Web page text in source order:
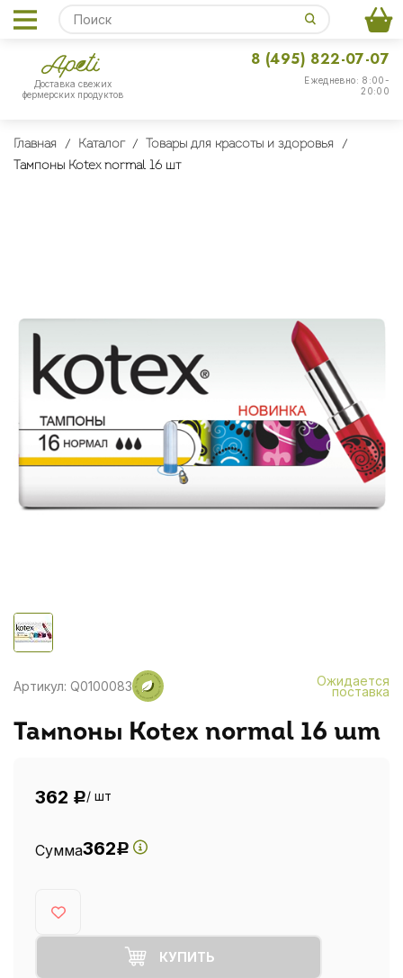
Доставка свежих
фермерских продуктов
Ежедневно: 8:00-
20:00
8 (495) 822-07-07
Главная Каталог
Товары для красоты и здоровья
Тампоны Kotex normal 16 шт
Артикул: Q0100083 Ожидается
поставка
Тампоны Kotex normal 16 шт
362 Р/ шт
Сумма362Р
КУПИТЬ